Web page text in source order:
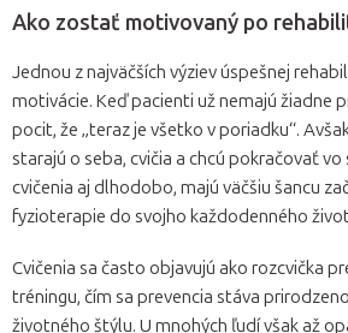
Ako zostať motivovaný po
Jednou z najväčších výziev úspešnej
motivácie. Keď pacienti už nemajú žiadne
pocit, že „teraz je všetko v poriadku“.
starajú o seba, cvičia a chcú pokračovať
cvičenia aj dlhodobo, majú väčšiu šancu
fyzioterapie do svojho každodenného
Cvičenia sa často objavujú ako rozcvička
tréningu, čím sa prevencia stáva
životného štýlu. U mnohých ľudí však až